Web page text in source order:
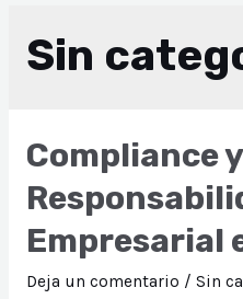
Sin
Compliance y
Empresarial
Deja un comentario / Sin